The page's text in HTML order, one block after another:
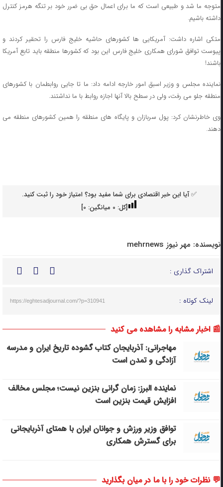
متوجه ما شد و طبیعی است که ما برای اعمال حق بی ضرر خود بر تنگه هرمز کنترل
داشته باشیم.
متکی اشاره داشت: آمریکایی ها کشورهای حاشیه خلیج فارس را تحقیر کردند و
پیوست توافق شورای همکاری خلیج فارس این بود که کشورها منطقه باید تابع آمریکا
باشند!
نماینده مجلس و وزیر اسبق امور خارجه ادامه داد: ما تا جایی روابطمان با کشورهای
منطقه جلو می رفت، ولی در سطح بالا آنها اجازه روابط با ما نداشتند.
وی خاطرنشان کرد: پول سربازان و پایگاه های منطقه را همین کشورهای منطقه می
دهند.
✅ آیا این خبر اقتصادی برای شما مفید بود؟ امتیاز خود را ثبت کنید.
[کل: 0میانگین: 0
]
نویسنده: مهر نیوز mehrnews
اشتراک گذاری :
لینک کوتاه : https://eghtesadjournal.com/?p=310941
📰 اخبار مشابه را مشاهده می کنید
مهاجرانی: آذربایجان کتاب گشوده تاریخ ایران و مدرسه
آزادگی و تمدن است
نماینده البرز: زمان گرانی بنزین نیست؛ مجلس مخالف
افزایش قیمت بنزین است
توافق وزیر ورزش و جوانان ایران با همتای آذربایجانی
برای گسترش همکاری
💬 نظرات خود را با ما در میان بگذارید